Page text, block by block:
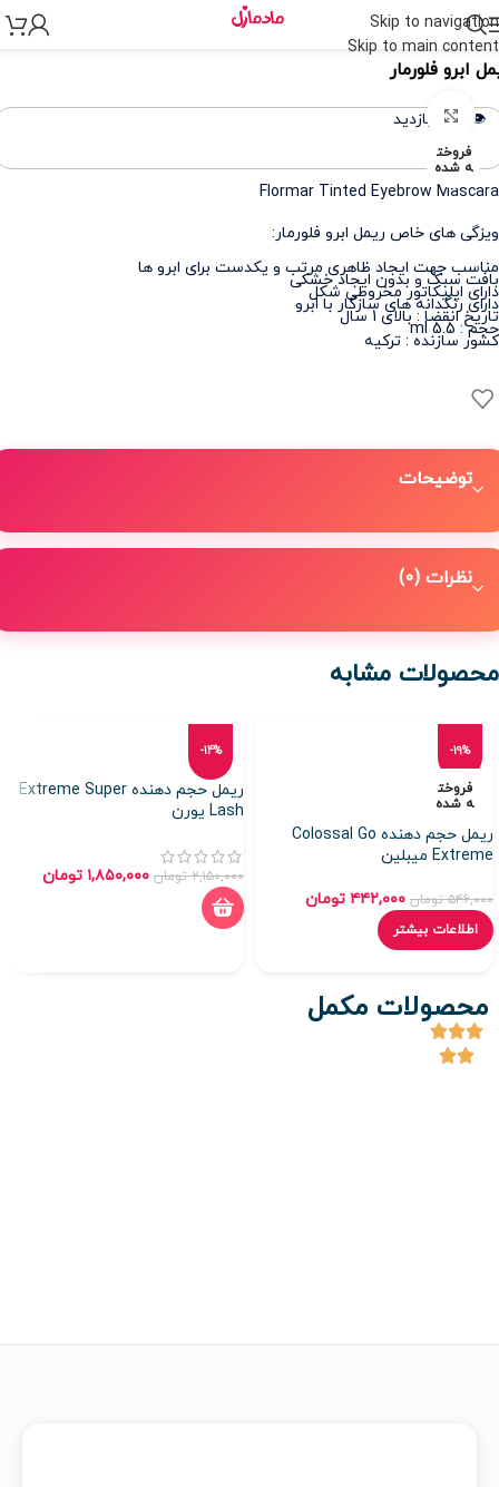
Skip to navigation
Skip to main content
> لوازم آرایشی >
ابرو فلورمار
👁️ 439 بازدید
فروخت
ه شده
برای بزرگنمایی کلیک کنید
Flormar Tinted Eyebrow Mascara
ویزگی های خاص ریمل ابرو فلورمار:
مناسب جهت ایجاد ظاهری مرتب و یکدست برای ابرو ها
بافت سبک و بدون ایجاد خشکی
دارای اپلیکاتور مخروطی شکل
دارای رنگدانه های سازگار با ابرو
تاریخ انقضا : بالای 1 سال
حجم : 5.5 ml
کشور سازنده : ترکیه
توضیحات
نظرات (0)
محصولات مشابه
-19%
فروخت
ه شده
ریمل حجم دهنده Colossal Go
Extreme میبلین
۵۴۶,۰۰۰ تومان ۴۴۲,۰۰۰ تومان
اطلاعات بیشتر
-14%
ریمل حجم دهنده Extreme Super
Lash یورن
۲,۱۵۰,۰۰۰ تومان ۱,۸۵۰,۰۰۰ تومان
محصولات مکمل